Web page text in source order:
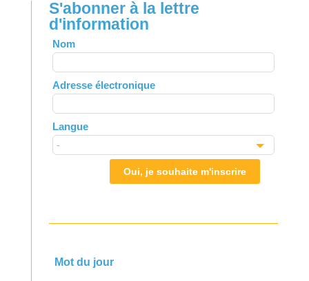
S'abonner à la lettre
d'information
Leave
this
field
blank
Nom
Adresse électronique
Langue
Oui, je souhaite m'inscrire
Mot du jour